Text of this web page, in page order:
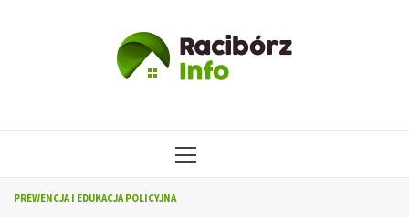
MENU
PREWENCJA I EDUKACJA POLICYJNA